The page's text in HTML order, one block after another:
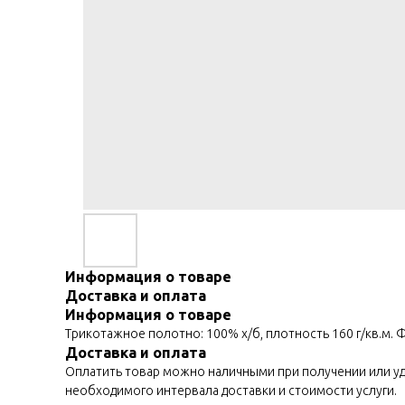
Информация о товаре
Доставка и оплата
Информация о товаре
Трикотажное полотно: 100% х/б, плотность 160 г/кв.м.
Доставка и оплата
Оплатить товар можно наличными при получении или
необходимого интервала доставки и стоимости услуги.